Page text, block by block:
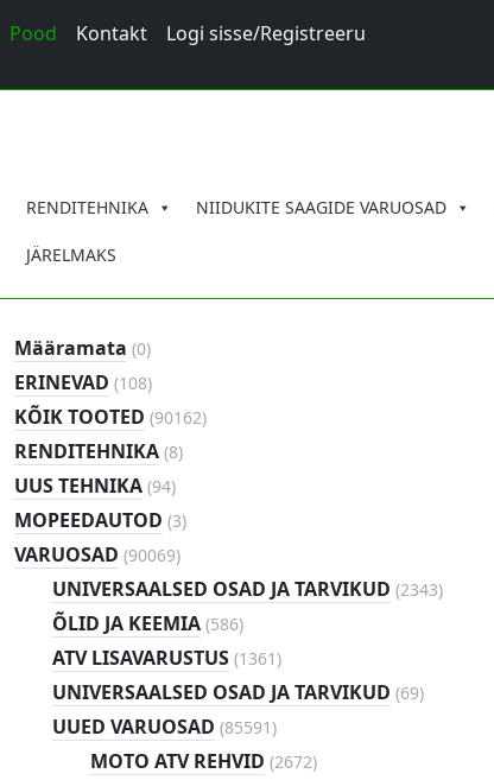
Pood Kontakt
Logi sisse/Registreeru
RENDITEHNIKA NIIDUKITE SAAGIDE VARUOSAD
JÄRELMAKS
Määramata (00)
ERINEVAD (108108
)
KÕIK TOOTED (9016290162
)
RENDITEHNIKA (88)
UUS TEHNIKA (9494
)
MOPEEDAUTOD (33)
VARUOSAD (9006990069
toodet
)
UNIVERSAALSED OSAD JA TARVIKUD (23432343
)
ÕLID JA KEEMIA (586586
)
ATV LISAVARUSTUS (13611361
toodet
)
UNIVERSAALSED OSAD JA TARVIKUD (6969
)
UUED VARUOSAD (8559185591
)
MOTO ATV REHVID (26722672
)